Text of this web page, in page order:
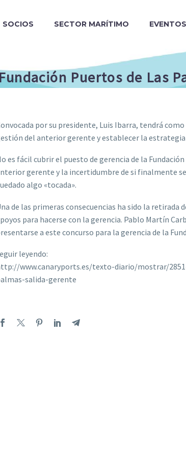
SOCIOS SECTOR MARÍTIMO EVENTOS
Puertos de Las
por su presidente, Luis Ibarra, tendrá
del anterior gerente y establecer la
es fácil cubrir el puesto de gerencia de la
gerente y la incertidumbre de si finalmente
algo «tocada».
de las primeras consecuencias ha sido la
para hacerse con la gerencia. Pablo Martín
a este concurso para la gerencia de la
leyendo:
www.canaryports.es/texto-diario/mostrar/
salida-gerente